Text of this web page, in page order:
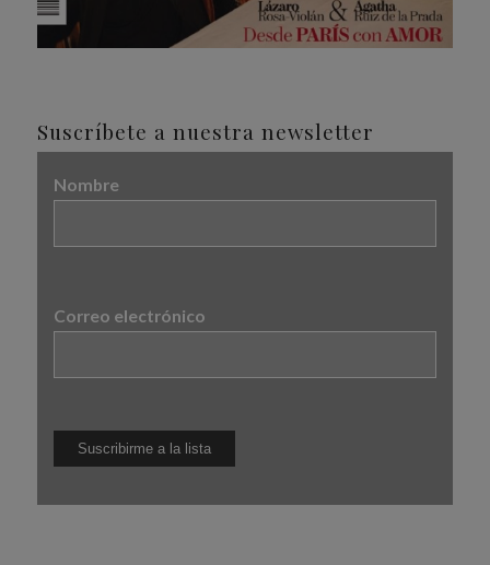
Suscríbete a nuestra newsletter
Nombre
Correo electrónico